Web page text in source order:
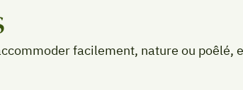
facilement, nature ou